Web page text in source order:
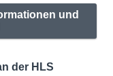
und
der HLS